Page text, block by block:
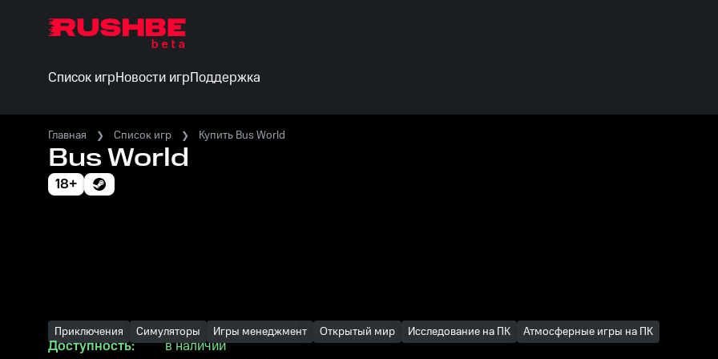
Список игрНовости игрПоддержка
Главная Список игр Купить Bus World
Bus World
18+
Приключения Симуляторы Игры менеджмент Открытый мир Исследование на ПК Атмосферные игры на ПК
Доступность:
в наличии